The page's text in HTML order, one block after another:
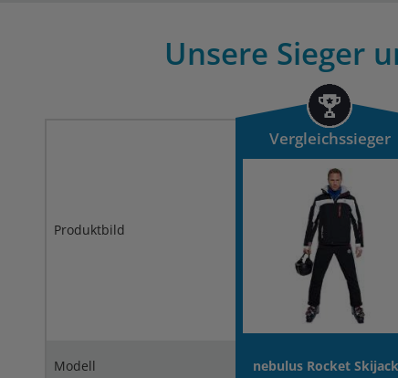
Unsere Sieger
Produktbild
Vergleichssieger
Modell nebulus Rocket